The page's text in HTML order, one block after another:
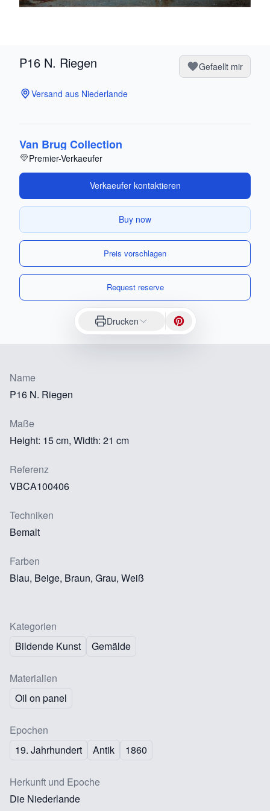
P16 N. Riegen Gefaellt mir
Versand aus Niederlande
Van Brug Collection
Premier-Verkaeufer
Verkaeufer kontaktieren
Buy now
Preis vorschlagen
Request reserve
Drucken
Name
P16 N. Riegen
Maße
Height: 15 cm, Width: 21 cm
Referenz
VBCA100406
Techniken
Bemalt
Farben
Blau, Beige, Braun, Grau, Weiß
Kategorien
Bildende Kunst
Gemälde
Materialien
Oil on panel
Epochen
19. Jahrhundert
Antik 1860
Herkunft und Epoche
Die Niederlande